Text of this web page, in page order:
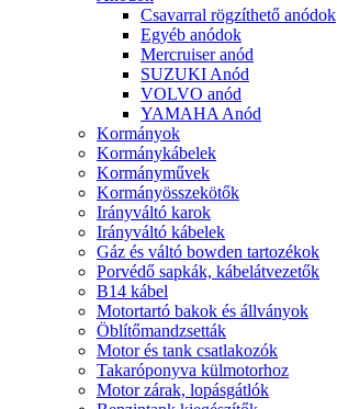
Csavarral rögzíthető anódok
Egyéb anódok
Mercruiser anód
SUZUKI Anód
VOLVO anód
YAMAHA Anód
Kormányok
Kormánykábelek
Kormányművek
Kormányösszekötők
Irányváltó karok
Irányváltó kábelek
Gáz és váltó bowden tartozékok
Porvédő sapkák, kábelátvezetők
B14 kábel
Motortartó bakok és állványok
Öblítőmandzsetták
Motor és tank csatlakozók
Takaróponyva külmotorhoz
Motor zárak, lopásgátlók